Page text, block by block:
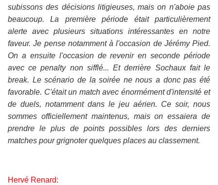
subissons des décisions litigieuses, mais on n'aboie pas
beaucoup. La première période était particulièrement
alerte avec plusieurs situations intéressantes en notre
faveur. Je pense notamment à l'occasion de Jérémy Pied.
On a ensuite l'occasion de revenir en seconde période
avec ce penalty non sifflé... Et derrière Sochaux fait le
break. Le scénario de la soirée ne nous a donc pas été
favorable. C'était un match avec énormément d'intensité et
de duels, notamment dans le jeu aérien. Ce soir, nous
sommes officiellement maintenus, mais on essaiera de
prendre le plus de points possibles lors des derniers
matches pour grignoter quelques places au classement.
Hervé Renard: